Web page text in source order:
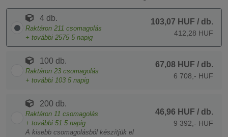
4 db.
Raktáron 211 csomagolás
+ további 2575 5 napig
103,07 HUF / db.
412,28 HUF
100 db.
Raktáron 23 csomagolás
+ további 103 5 napig
67,08 HUF / db.
6 708,- HUF
200 db.
Raktáron 11 csomagolás
+ további 51 5 napig
A kisebb csomagolásból készítjük el
46,96 HUF / db.
9 392,- HUF